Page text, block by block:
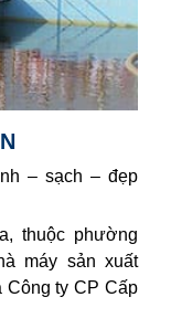
– sạch – đẹp
thuộc phường
máy sản xuất
Công ty CP Cấp